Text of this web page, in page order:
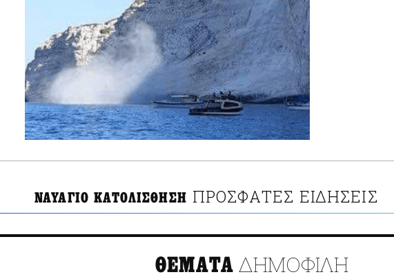
ΝΑΥΑΓΙΟ ΚΑΤΟΛΙΣΘΗΣΗ ΠΡΟΣΦΑΤΕΣ ΕΙΔΗΣΕΙΣ
ΘΕΜΑΤΑ ΔΗΜΟΦΙΛΗ